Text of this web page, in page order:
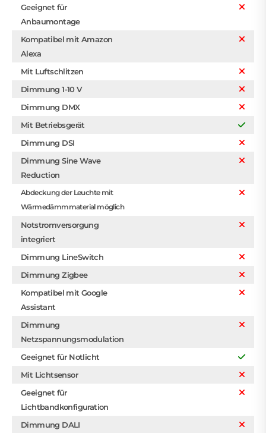
Geeignet für
Anbaumontage
Kompatibel mit Amazon
Alexa
Mit Luftschlitzen
Dimmung 1-10 V
Dimmung DMX
Mit Betriebsgerät
Dimmung DSI
Dimmung Sine Wave
Reduction
Abdeckung der Leuchte mit
Wärmedämmmaterial möglich
Notstromversorgung
integriert
Dimmung LineSwitch
Dimmung Zigbee
Kompatibel mit Google
Assistant
Dimmung
Netzspannungsmodulation
Geeignet für Notlicht
Mit Lichtsensor
Geeignet für
Lichtbandkonfiguration
Dimmung DALI